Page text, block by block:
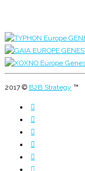
2017 © B2B Strategy ™